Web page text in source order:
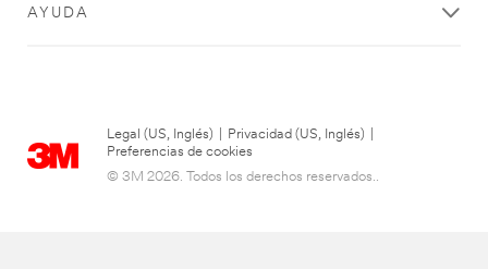
AYUDA
Legal (US, Inglés) Privacidad (US, Inglés)
Preferencias de cookies
© 3M 2026. Todos los derechos reservados..